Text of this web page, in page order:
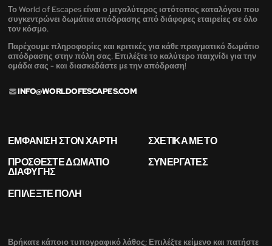
Το World of Escapes είναι ο μεγαλύτερος ιστότοπος καταλόγου που
συγκεντρώνει δωμάτια απόδρασης από διάφορες εταιρείες σε όλο
τον κόσμο.
Παρέχουμε πληροφορίες και κριτικές για κάθε πραγματικό δωμάτιο
απόδρασης στην πόλη σας. Επιλέξτε το καλύτερο παιχνίδι για την
ομάδα σας - και διασκεδάστε με την απόδραση!
INFO@WORLDOFESCAPES.COM
ΕΜΦΆΝΙΣΗ ΣΤΟΝ ΧΆΡΤΗ
ΣΧΕΤΙΚΆ ΜΕ ΤΟ
ΠΡΟΣΘΈΣΤΕ ΔΩΜΆΤΙΟ
ΔΙΑΦΥΓΉΣ
ΣΥΝΕΡΓΆΤΕΣ
ΕΠΙΛΈΞΤΕ ΠΌΛΗ
Βρήκατε κάποιο τυπογραφικό λάθος; Επιλέξτε κείμενο και πατήστε